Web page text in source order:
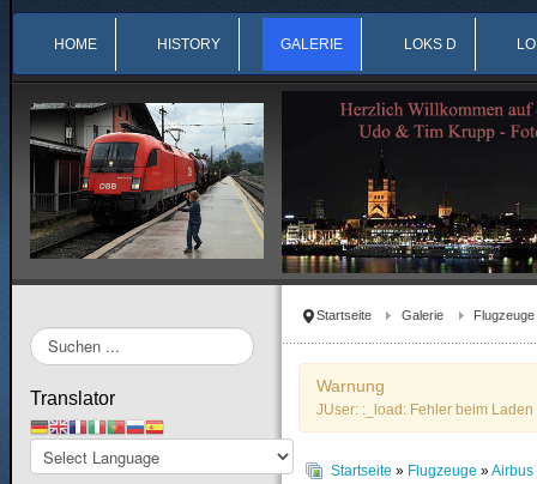
HOME HISTORY GALERIE LOKS D
Startseite Galerie Flugzeuge
Warnung
JUser: :_load: Fehler beim
Startseite » Flugzeuge »Airbus
Suchen
...
Translator